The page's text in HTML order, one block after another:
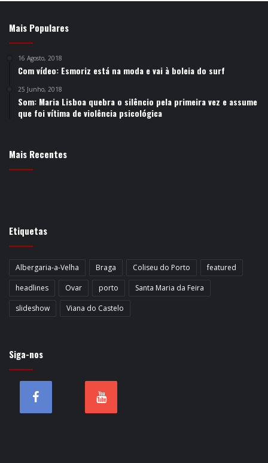
Mais Populares
16 Agosto, 2018
Com vídeo: Esmoriz está na moda e vai à boleia do surf
25 Junho, 2018
Som: Maria Lisboa quebra o silêncio pela primeira vez e assume
que foi vítima de violência psicológica
Mais Recentes
Etiquetas
Albergaria-a-Velha Braga Coliseu do Porto
featured
headlines
Ovar porto
Santa Maria da Feira
slideshow
Viana do Castelo
Siga-nos